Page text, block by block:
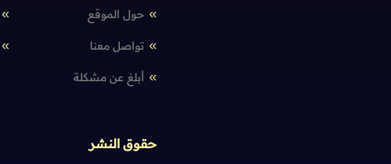
حول الموقع
تواصل معنا
أبلغ عن مشكلة
حقوق النشر